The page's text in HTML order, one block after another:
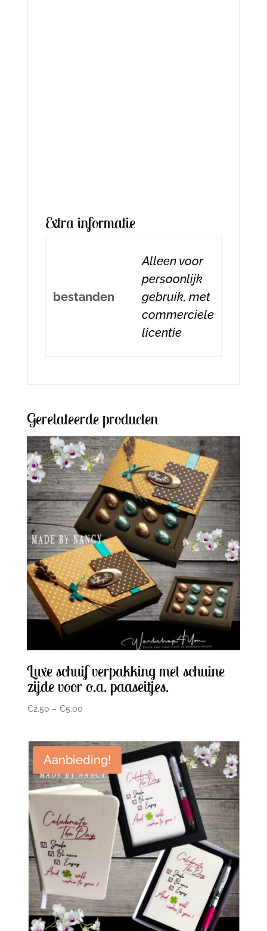
Extra informatie
bestanden
Alleen voor
persoonlijk
gebruik, met
commerciele
licentie
Gerelateerde producten
Luxe schuif verpakking met schuine
zijde voor o.a. paaseitjes.
€2.50 – €5.00
Aanbieding!